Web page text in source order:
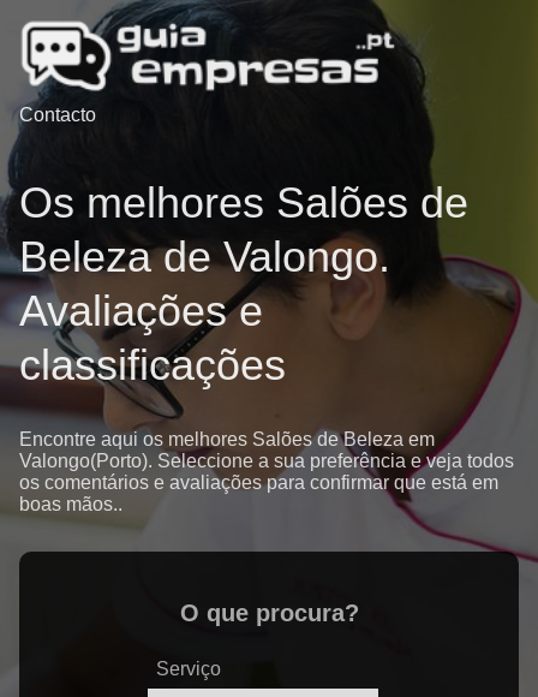
Contacto
Os melhores Salões de
Beleza de Valongo.
Avaliações e
classificações
Encontre aqui os melhores Salões de Beleza em
Valongo(Porto). Seleccione a sua preferência e veja todos
os comentários e avaliações para confirmar que está em
boas mãos..
O que procura?
Serviço